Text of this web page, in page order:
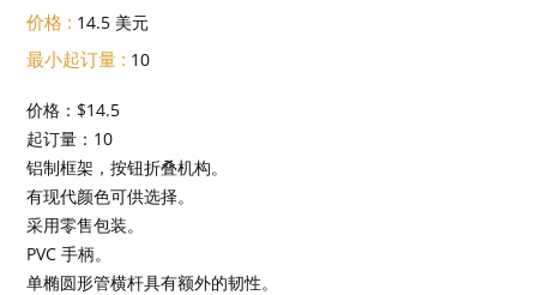
价格 : 14.5 美元
最小起订量 : 10
价格：$14.5
起订量：10
铝制框架，按钮折叠机构。
有现代颜色可供选择。
采用零售包装。
PVC 手柄。
单椭圆形管横杆具有额外的韧性。